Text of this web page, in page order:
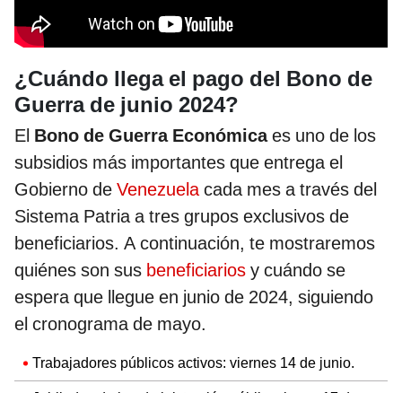
¿Cuándo llega el pago del Bono de
Guerra de junio 2024?
El Bono de Guerra Económicaes uno de los
subsidios más importantes que entrega el
Gobierno de Venezuela cada mes a través del
Sistema Patria a tres grupos exclusivos de
beneficiarios. A continuación, te mostraremos
quiénes son sus beneficiarios y cuándo se
espera que llegue en junio de 2024, siguiendo
el cronograma de mayo.
Trabajadores públicos activos: viernes 14 de junio.